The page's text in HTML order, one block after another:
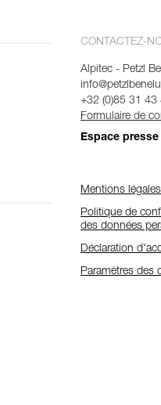
CONTACTEZ-
Alpitec - Petzl
+32 (0)85 31 43
Formulaire de
Espace presse
Mentions légales
Politique de
des données
Déclaration
Paramètres des